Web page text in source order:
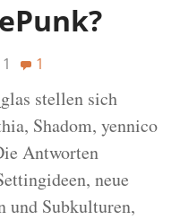
1
stellen sich
Shadom, yennico
Antworten
neue
und Subkulturen,